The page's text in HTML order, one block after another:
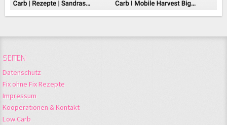
SEITEN
Datenschutz
Fix ohne Fix Rezepte
Impressum
Kooperationen & Kontakt
Low Carb